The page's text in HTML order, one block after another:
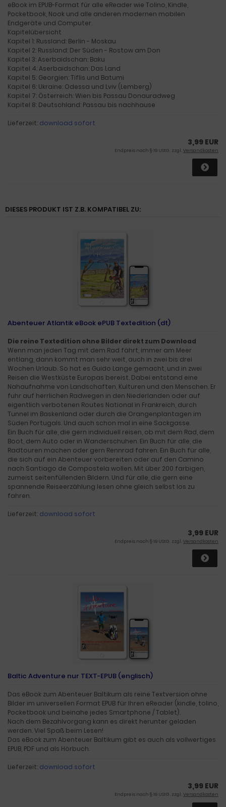
eBook im EPUB-Format für alle eReader wie Tolino, Kindle,
Pocketbook, Nook und alle anderen modernen mobilen
Endgeräte und Computer.
Kapitelübersicht
Kapitel 1: Russland: Berlin - Moskau
Kapitel 2: Russland: Der Süden - Rostow am Don
Kapitel 3: Aserbaidschan: Baku
Kapitel 4: Aserbaidschan: Das Land
Kapitel 5: Georgien: Tiflis und Batumi
Kapitel 6: Ukraine: Odessa und Lviv (Lemberg)
Kapitel 7: Österreich: Wien bis Passau Donauradweg
Kapitel 8: Deutschland: Passau bis nachhause
Lieferzeit: download sofort
3,99 EUR
Endpreis nach § 19 UStG. zzgl. Versandkosten
DIESES PRODUKT IST Z.B. KOMPATIBEL ZU:
Abenteuer Atlantik eBook ePUB Textedition (dt)
Die reine Textedition ohne Bilder direkt zum Download
Wenn man jeden Tag mit dem Rad fährt, immer am Meer
entlang, dann kommt man sehr weit, auch in zwei bis drei
Wochen Urlaub. So hat es Guido Lange gemacht, und in zwei
Reisen die Westküste Europas bereist. Dabei entstand eine
Nahaufnahme von Landschaften, Kulturen und den Menschen. Er
fuhr auf herrlichen Radwegen in den Niederlanden oder auf
eigentlich verbotenen Routes National in Frankreich, durch
Tunnel im Baskenland oder durch die Orangenplantagen im
Süden Portugals. Und auch schon mal in eine Sackgasse.
Ein Buch für alle, die gern individuell reisen, ob mit dem Rad, dem
Boot, dem Auto oder in Wanderschuhen. Ein Buch für alle, die
Radtouren machen oder gern Rennrad fahren. Ein Buch für alle,
die sich auf ein Abenteuer vorbereiten oder auf den Camino
nach Santiago de Compostela wollen. Mit über 200 farbigen,
zumeist seitenfüllenden Bildern. Und für alle, die gern eine
spannende Reiseerzählung lesen ohne gleich selbst los zu
fahren.
Lieferzeit: download sofort
3,99 EUR
Endpreis nach § 19 UStG. zzgl. Versandkosten
Baltic Adventure nur TEXT-EPUB (englisch)
Das eBook zum Abenteuer Baltikum als reine Textversion ohne
Bilder im universellen Format EPUB für Ihren eReader (kindle, tolino,
Pocketbook und beinahe jedes Smartphone / Tablet).
Nach dem Bezahlvorgang kann es direkt herunter geladen
werden. Viel Spaß beim Lesen!
Das eBook zum Abenteuer Baltikum gibt es auch als vollwertiges
EPUB, PDF und als Hörbuch.
Lieferzeit: download sofort
3,99 EUR
Endpreis nach § 19 UStG. zzgl. Versandkosten